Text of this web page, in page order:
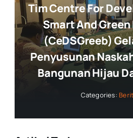
Tim Centre For
Smart And
(CeDSGreeb)
Penyusunan
Bangunan Hijau
Categories: